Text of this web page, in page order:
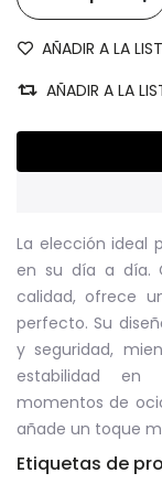
AÑADIR A LA
AÑADIR A LA
La elección ideal
en su día a día.
calidad, ofrece
perfecto. Su
y seguridad,
estabilidad en
momentos de
añade un toque
Etiquetas de